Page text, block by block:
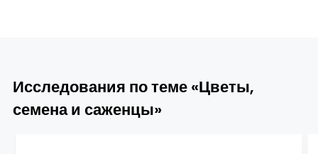
Исследования по теме «Цветы,
семена и саженцы»